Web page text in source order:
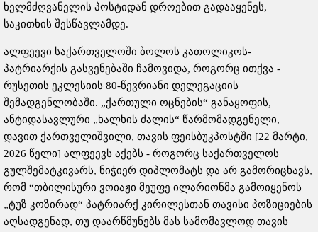
ხელმძღვანელის პოსტიდან დროებით გადააყენეს,
საკითხის შესწავლამდე.
ალფეევი საქართველოში ბოლოს კათოლიკოს-
პატრიარქის გასვენებაში ჩამოვიდა, როგორც ითქვა -
რუსეთის ეკლესიის 80-წევრიანი დელეგაციის
შემადგენლობაში. „ქართული ოცნების“ განაყოფის,
ანტიდასავლური „ხალხის ძალის“ წარმომადგენელი,
დავით ქართველიშვილი, თავის ფეისბუკპოსტში [22 მარტი,
2026 წელი] ალფეევს აქებს - როგორც საქართველოს
გულშემატკივარს, ნიჭიერ დიპლომატს და არ გამორიცხავს,
რომ “თბილისური ვოიაჟი მეუფე ილარიონმა გამოიყენოს
„ტუზ კოზირად“ პატრიარქ კირილესთან თავისი პოზიციების
აღსადგენად, თუ დაარწმუნებს მას სამომავლოდ თავის